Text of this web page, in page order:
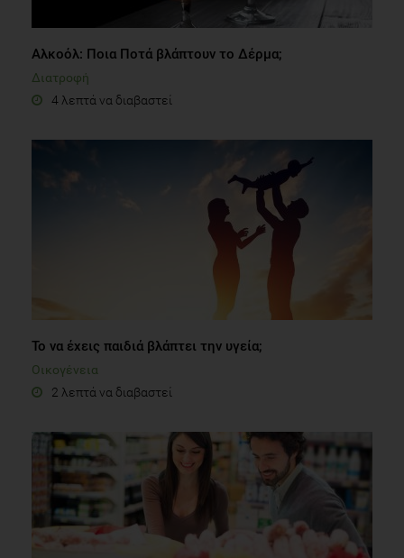
Αλκοόλ: Ποια Ποτά βλάπτουν το Δέρμα;
Διατροφή
4 λεπτά να διαβαστεί
Το να έχεις παιδιά βλάπτει την υγεία;
Οικογένεια
2 λεπτά να διαβαστεί